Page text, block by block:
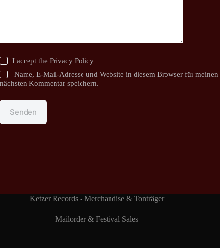
I accept thePrivacy Policy
Name, E-Mail-Adresse und Website in diesem Browser für meinen
nächsten Kommentar speichern.
Senden
Ketzer Records - Merchandise & Tonträger
Mailorder & Festival Sales